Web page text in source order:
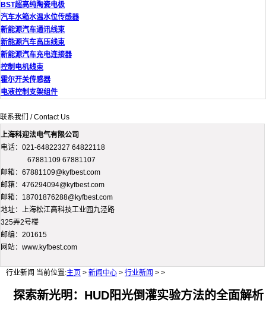
BST超高纯陶瓷电极
汽车水箱水温水位传感器
新能源汽车通讯线束
新能源汽车高压线束
新能源汽车充电连接器
控制电机线束
霍尔开关传感器
电液控制支架组件
联系我们 / Contact Us
上海科迎法电气有限公司
电话：021-64822327 64822118
67881109 67881107
邮箱：67881109@kyfbest.com
邮箱：476294094@kyfbest.com
邮箱：18701876288@kyfbest.com
地址：上海松江高科技工业园九泾路
325弄2号楼
邮编：201615
网站：www.kyfbest.com
行业新闻 当前位置:主页 > 新闻中心 > 行业新闻 > >
探索新光明：HUD阳光倒灌实验方法的全面解析